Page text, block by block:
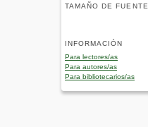
TAMAÑO DE FUENTE
INFORMACIÓN
Para lectores/as
Para autores/as
Para bibliotecarios/as